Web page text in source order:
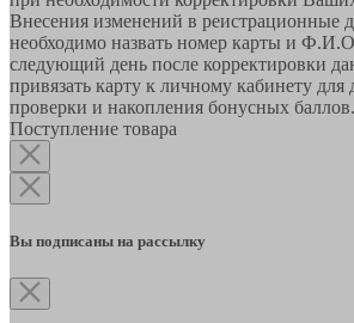
Внесения изменений в реистрационные
необходимо назвать номер карты и
следующий день после корректировки
привязать карту к личному кабинету для
проверки и накопления бонусных баллов.
Поступление товара
Вы подписаны на рассылку